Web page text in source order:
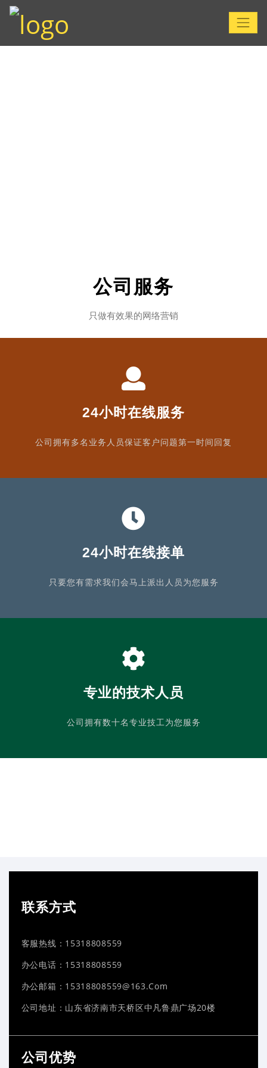
公司服务
只做有效果的网络营销
24小时在线服务
公司拥有多名业务人员保证客户问题第一时间回复
24小时在线接单
只要您有需求我们会马上派出人员为您服务
专业的技术人员
公司拥有数十名专业技工为您服务
联系方式
客服热线：15318808559
办公电话：15318808559
办公邮箱：15318808559@163.com
公司地址：山东省济南市天桥区中凡鲁鼎广场20楼
公司优势